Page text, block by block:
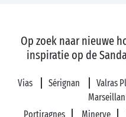
Op zoek naar nieuwe
inspiratie op de
Vias Sérignan Valras
Marseillan
Portiragnes
Minerve